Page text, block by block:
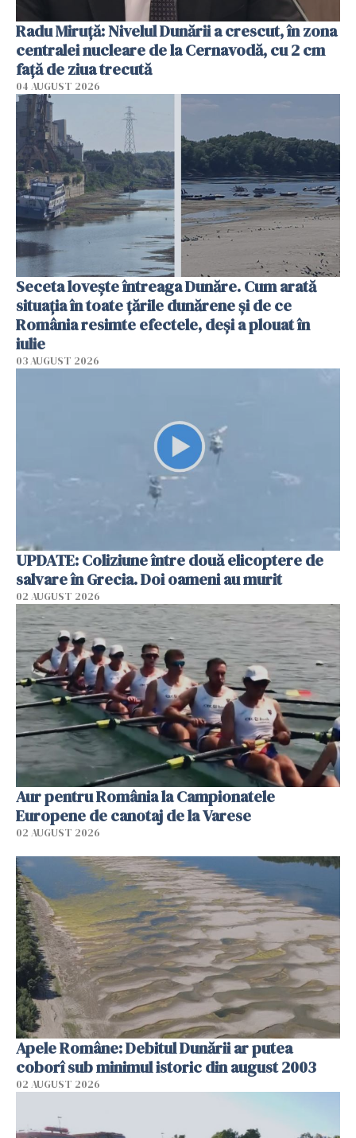
Radu Miruţă: Nivelul Dunării a crescut, în zona
centralei nucleare de la Cernavodă, cu 2 cm
faţă de ziua trecută
04 AUGUST 2026
Seceta lovește întreaga Dunăre. Cum arată
situația în toate țările dunărene și de ce
România resimte efectele, deși a plouat în
iulie
03 AUGUST 2026
UPDATE: Coliziune între două elicoptere de
salvare în Grecia. Doi oameni au murit
02 AUGUST 2026
Aur pentru România la Campionatele
Europene de canotaj de la Varese
02 AUGUST 2026
Apele Române: Debitul Dunării ar putea
coborî sub minimul istoric din august 2003
02 AUGUST 2026